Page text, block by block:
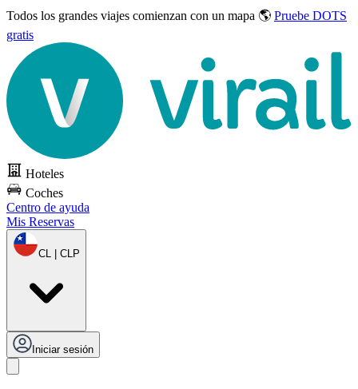
Todos los grandes viajes comienzan con un mapa 🌎 Pruebe DOTS
gratis
Hoteles
Coches
Centro de ayuda
Mis Reservas
CL | CLP
Iniciar sesión